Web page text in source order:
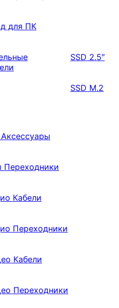
для ПК
SSD 2.5″
SSD M.2
Переходники
Кабели
Переходники
Кабели
Переходники